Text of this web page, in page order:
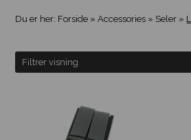
Du er her: Forside »Accessories » Seler »
Filtrer visning